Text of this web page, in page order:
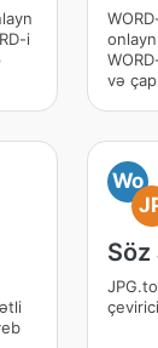
i
və çap
Wo
Söz